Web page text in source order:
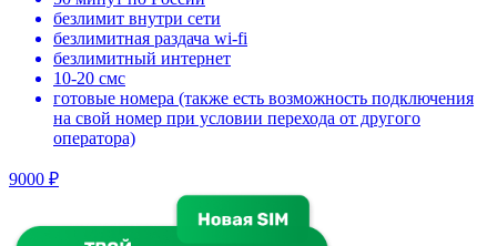
безлимит внутри сети
безлимитная раздача wi-fi
безлимитный интернет
10-20 смс
готовые номера (также есть возможность подключения
на свой номер при условии перехода от другого
оператора)
9000 ₽